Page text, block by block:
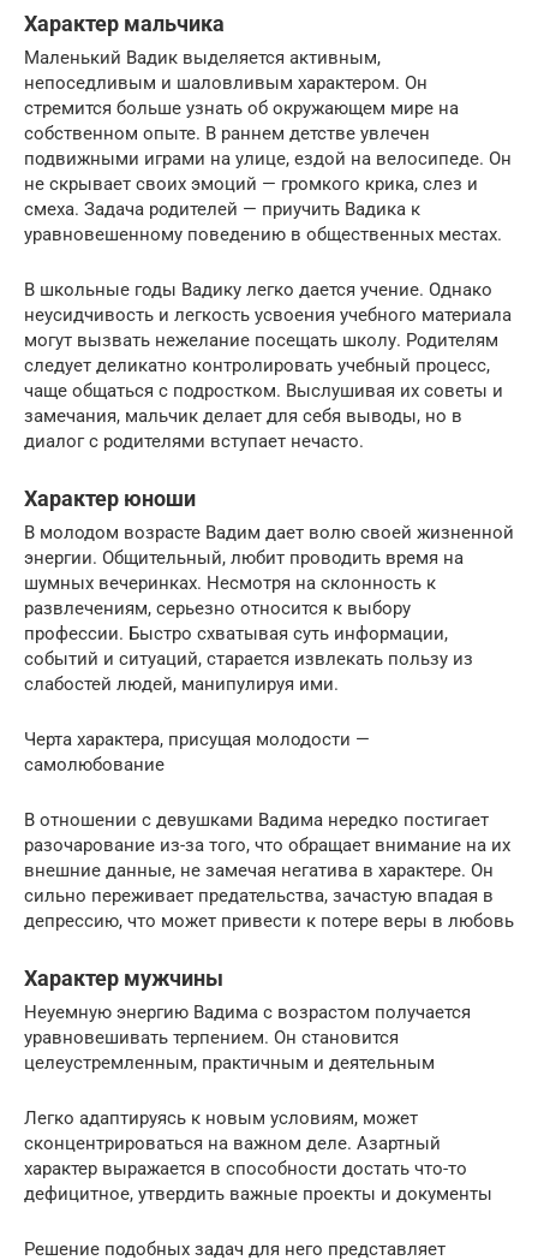
Характер мальчика
Маленький Вадик выделяется активным,
непоседливым и шаловливым характером. Он
стремится больше узнать об окружающем мире на
собственном опыте. В раннем детстве увлечен
подвижными играми на улице, ездой на велосипеде. Он
не скрывает своих эмоций — громкого крика, слез и
смеха. Задача родителей — приучить Вадика к
уравновешенному поведению в общественных местах.
В школьные годы Вадику легко дается учение. Однако
неусидчивость и легкость усвоения учебного материала
могут вызвать нежелание посещать школу. Родителям
следует деликатно контролировать учебный процесс,
чаще общаться с подростком. Выслушивая их советы и
замечания, мальчик делает для себя выводы, но в
диалог с родителями вступает нечасто.
Характер юноши
В молодом возрасте Вадим дает волю своей жизненной
энергии. Общительный, любит проводить время на
шумных вечеринках. Несмотря на склонность к
развлечениям, серьезно относится к выбору
профессии. Быстро схватывая суть информации,
событий и ситуаций, старается извлекать пользу из
слабостей людей, манипулируя ими.
Черта характера, присущая молодости —
самолюбование
В отношении с девушками Вадима нередко постигает
разочарование из-за того, что обращает внимание на их
внешние данные, не замечая негатива в характере. Он
сильно переживает предательства, зачастую впадая в
депрессию, что может привести к потере веры в любовь
Характер мужчины
Неуемную энергию Вадима с возрастом получается
уравновешивать терпением. Он становится
целеустремленным, практичным и деятельным
Легко адаптируясь к новым условиям, может
сконцентрироваться на важном деле. Азартный
характер выражается в способности достать что-то
дефицитное, утвердить важные проекты и документы
Решение подобных задач для него представляет